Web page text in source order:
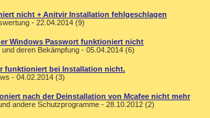
nicht + Anitvir Installation fehlgeschlagen
- 22.04.2014 (9)
Windows Passwort funktioniert nicht
und deren Bekämpfung - 05.04.2014 (6)
funktioniert bei Installation nicht.
- 04.02.2014 (3)
nach der Deinstallation von Mcafee nicht mehr
andere Schutzprogramme - 28.10.2012 (2)